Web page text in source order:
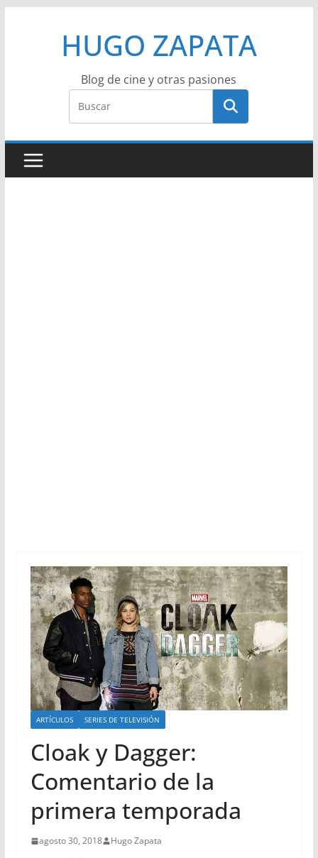
HUGO ZAPATA
Blog de cine y otras pasiones
ARTÍCULOS SERIES DE TELEVISIÓN
Cloak y Dagger:
Comentario de la
primera temporada
agosto 30, 2018 Hugo Zapata